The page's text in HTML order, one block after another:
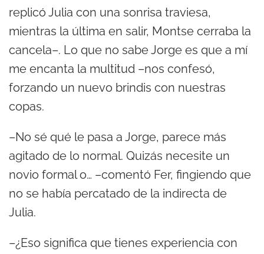
replicó Julia con una sonrisa traviesa,
mientras la última en salir, Montse cerraba la
cancela–. Lo que no sabe Jorge es que a mí
me encanta la multitud –nos confesó,
forzando un nuevo brindis con nuestras
copas.
–No sé qué le pasa a Jorge, parece más
agitado de lo normal. Quizás necesite un
novio formal o… –comentó Fer, fingiendo que
no se había percatado de la indirecta de
Julia.
–¿Eso significa que tienes experiencia con